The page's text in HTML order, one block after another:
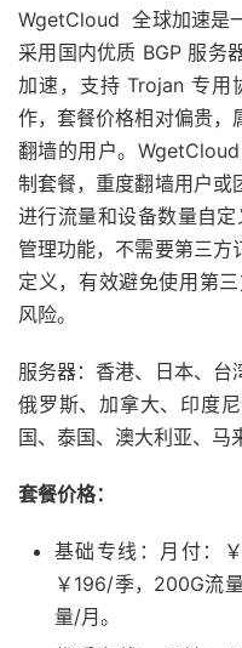
WgetCloud 全球加速是
采用国内优质 BGP 服
加速，支持 Trojan 专用
作，套餐价格相对偏贵，
翻墙的用户。
制套餐，重度翻墙用户或
进行流量和设备数量自
管理功能，不需要第三方
定义，有效避免使用第
风险。
服务器：香港、日本、台
俄罗斯、加拿大、印度
国、泰国、澳大利亚、马
套餐价格：
基础专线：月付：
￥196/季，200G流
量/月。